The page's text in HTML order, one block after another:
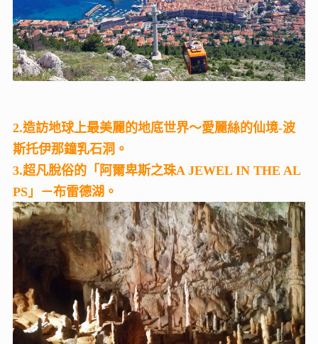
2.造訪地球上最美麗的地底世界～愛麗絲的仙境-波
斯托伊那鐘乳石洞。
3.超凡脫俗的「阿爾卑斯之珠A JEWEL IN THE AL
PS」－布雷德湖。